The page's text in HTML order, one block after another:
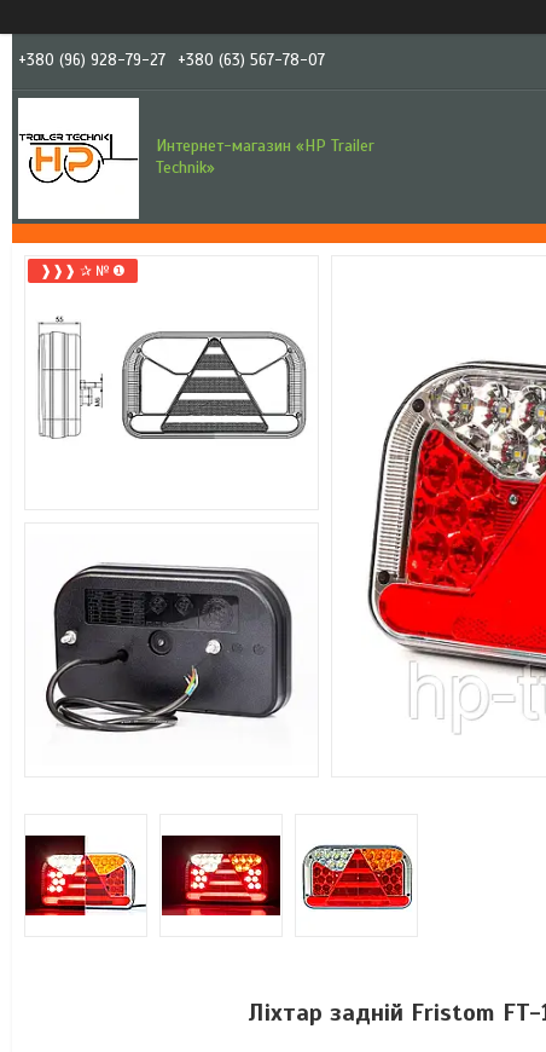
+380 (96) 928-79-27 +380 (63) 567-78-07
Интернет-магазин «HP Trailer
Technik»
❱❱❱ ✰ № ❶
Ліхтар задній Fristom